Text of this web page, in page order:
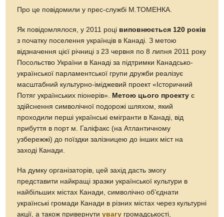
Про це повідомили у прес-службі М.ТОМЕНКА.
Як повідомлялося, у 2011 році виповнюється 120 років
з початку поселення українців в Канаді. З метою
відзначення цієї річниці з 23 червня по 8 липня 2011 року
Посольство України в Канаді за підтримки Канадсько-
української парламентської групи дружби реалізує
масштабний культурно-іміджевий проект «Історичний
Потяг українських піонерів».
Метою цього проекту є
здійснення символічної подорожі шляхом, який
проходили перші українські емігранти в Канаді, від
прибуття в порт м. Галіфакс (на Атлантичному
узбережжі) до поїздки залізницею до інших міст на
заході Канади.
На думку організаторів, цей захід дасть змогу
представити найкращі зразки української культури в
найбільших містах Канади, символічно об’єднати
українські громади Канади в різних містах через культурні
акції, а також привернутиувагу громадськості,